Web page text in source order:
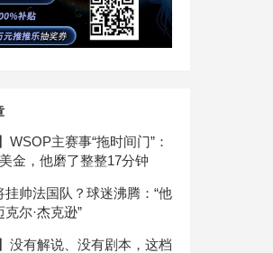
WSOP主赛事“拖时间门”：
金，他磨了整整17分钟
挂帅法国队？球迷沸腾：“他
尔·杰克逊”
没有解说、没有剧本，这档